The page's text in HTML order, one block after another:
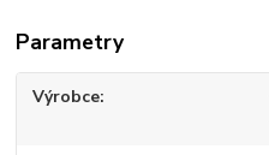
Parametry
Výrobce